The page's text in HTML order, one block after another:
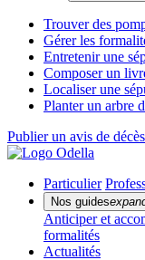
Trouver des
Gérer les
Entretenir une
Composer un
Localiser une
Planter un arbre
Publier un avis de décès
Particulier
Nos guides
Anticiper et
formalités
Actualités